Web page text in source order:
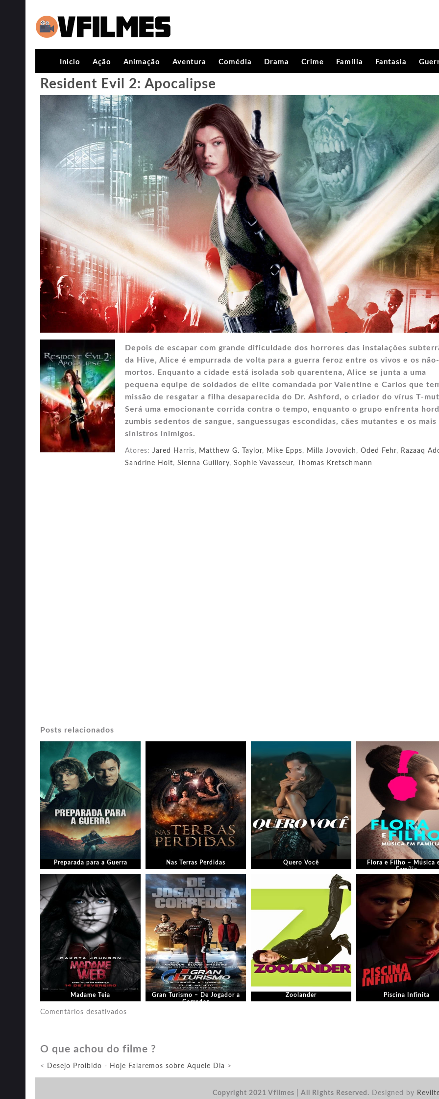
Inicio Ação Animação Aventura Comédia Drama Crime Família Fantasia
Resident Evil 2: Apocalipse
Depois de escapar com grande dificuldade dos horrores das instalações
da Hive, Alice é empurrada de volta para a guerra feroz entre os vivos e os não-
mortos. Enquanto a cidade está isolada sob quarentena, Alice se junta a uma
pequena equipe de soldados de elite comandada por Valentine e Carlos que
missão de resgatar a filha desaparecida do Dr. Ashford, o criador do vírus T-
Será uma emocionante corrida contra o tempo, enquanto o grupo enfrenta
zumbis sedentos de sangue, sanguessugas escondidas, cães mutantes e os mais
sinistros inimigos.
Atores: Jared Harris, Matthew G. Taylor, Mike Epps, Milla Jovovich , Oded Fehr, Razaaq
Sandrine Holt, Sienna Guillory, Sophie Vavasseur, Thomas Kretschmann
Posts relacionados
Preparada para a Guerra Nas Terras Perdidas Quero Você
Flora e Filho – Música
Família
Madame Teia
Gran Turismo – De Jogador a
Corredor
Zoolander Piscina Infinita
Comentários desativados
O que achou do filme ?
< Desejo Proibido - Hoje Falaremos sobre Aquele Dia >
Copyright 2021 Vfilmes | All Rights Reserved. Designed by